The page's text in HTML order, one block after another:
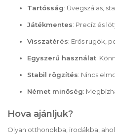
Tartósság: Üvegszálas,
Játékmentes: Precíz és
Visszatérés: Erős rugók,
Egyszerű használat:
Stabil rögzítés: Nincs
Német minőség:
Hova ajánljuk?
Olyan otthonokba, irodákba,